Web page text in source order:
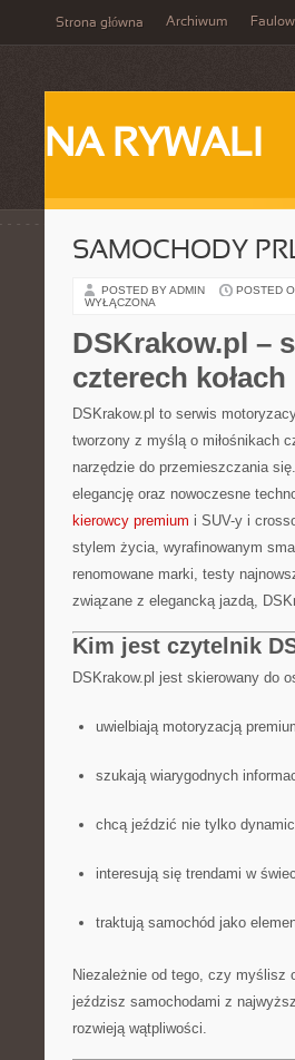
Strona główna Archiwum
NA RYWALI
SAMOCHODY
POSTED BY ADMIN POSTED
WYŁĄCZONA
DSKrakow.pl –
czterech kołach
DSKrakow.pl to serwis
tworzony z myślą o miłośnikach
narzędzie do przemieszczania
elegancję oraz nowoczesne
kierowcy premium i SUV-y i
stylem życia, wyrafinowanym
renomowane marki, testy
związane z elegancką jazdą,
Kim jest czytelnik
DSKrakow.pl jest skierowany do
uwielbiają motoryzacją
szukają wiarygodnych
chcą jeździć nie tylko
interesują się trendami w
traktują samochód jako
Niezależnie od tego, czy
jeździsz samochodami z
rozwieją wątpliwości.